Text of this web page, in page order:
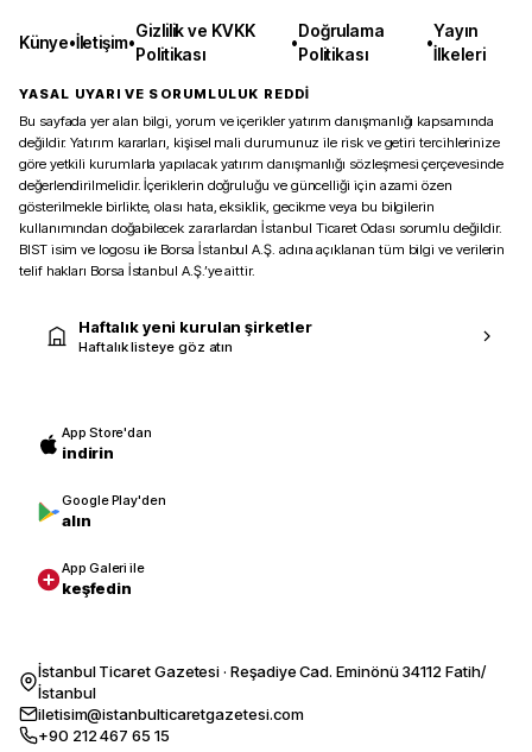
Künye•İletişim•
Gizlilik ve KVKK
Politikası
•
Doğrulama
Politikası
•
Yayın
İlkeleri
YASAL UYARI VE SORUMLULUK REDDİ
Bu sayfada yer alan bilgi, yorum ve içerikler yatırım danışmanlığı kapsamında
değildir. Yatırım kararları, kişisel mali durumunuz ile risk ve getiri tercihlerinize
göre yetkili kurumlarla yapılacak yatırım danışmanlığı sözleşmesi çerçevesinde
değerlendirilmelidir. İçeriklerin doğruluğu ve güncelliği için azami özen
gösterilmekle birlikte, olası hata, eksiklik, gecikme veya bu bilgilerin
kullanımından doğabilecek zararlardan İstanbul Ticaret Odası sorumlu değildir.
BIST isim ve logosu ile Borsa İstanbul A.Ş. adına açıklanan tüm bilgi ve verilerin
telif hakları Borsa İstanbul A.Ş.’ye aittir.
Haftalık yeni kurulan şirketler
Haftalık listeye göz atın
App Store'dan
indirin
Google Play'den
alın
App Galeri ile
keşfedin
İstanbul Ticaret Gazetesi · Reşadiye Cad. Eminönü 34112 Fatih/
İstanbul
iletisim@istanbulticaretgazetesi.com
+90 212 467 65 15